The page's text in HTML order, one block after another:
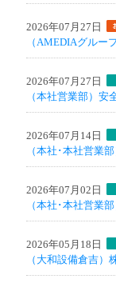
2026年07月27日
（AMEDIAグルー
2026年07月27日
（本社営業部）安
2026年07月14日
（本社･本社営業
2026年07月02日
（本社･本社営業
2026年05月18日
（大和設備倉吉）